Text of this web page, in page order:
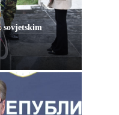
sovjetskim